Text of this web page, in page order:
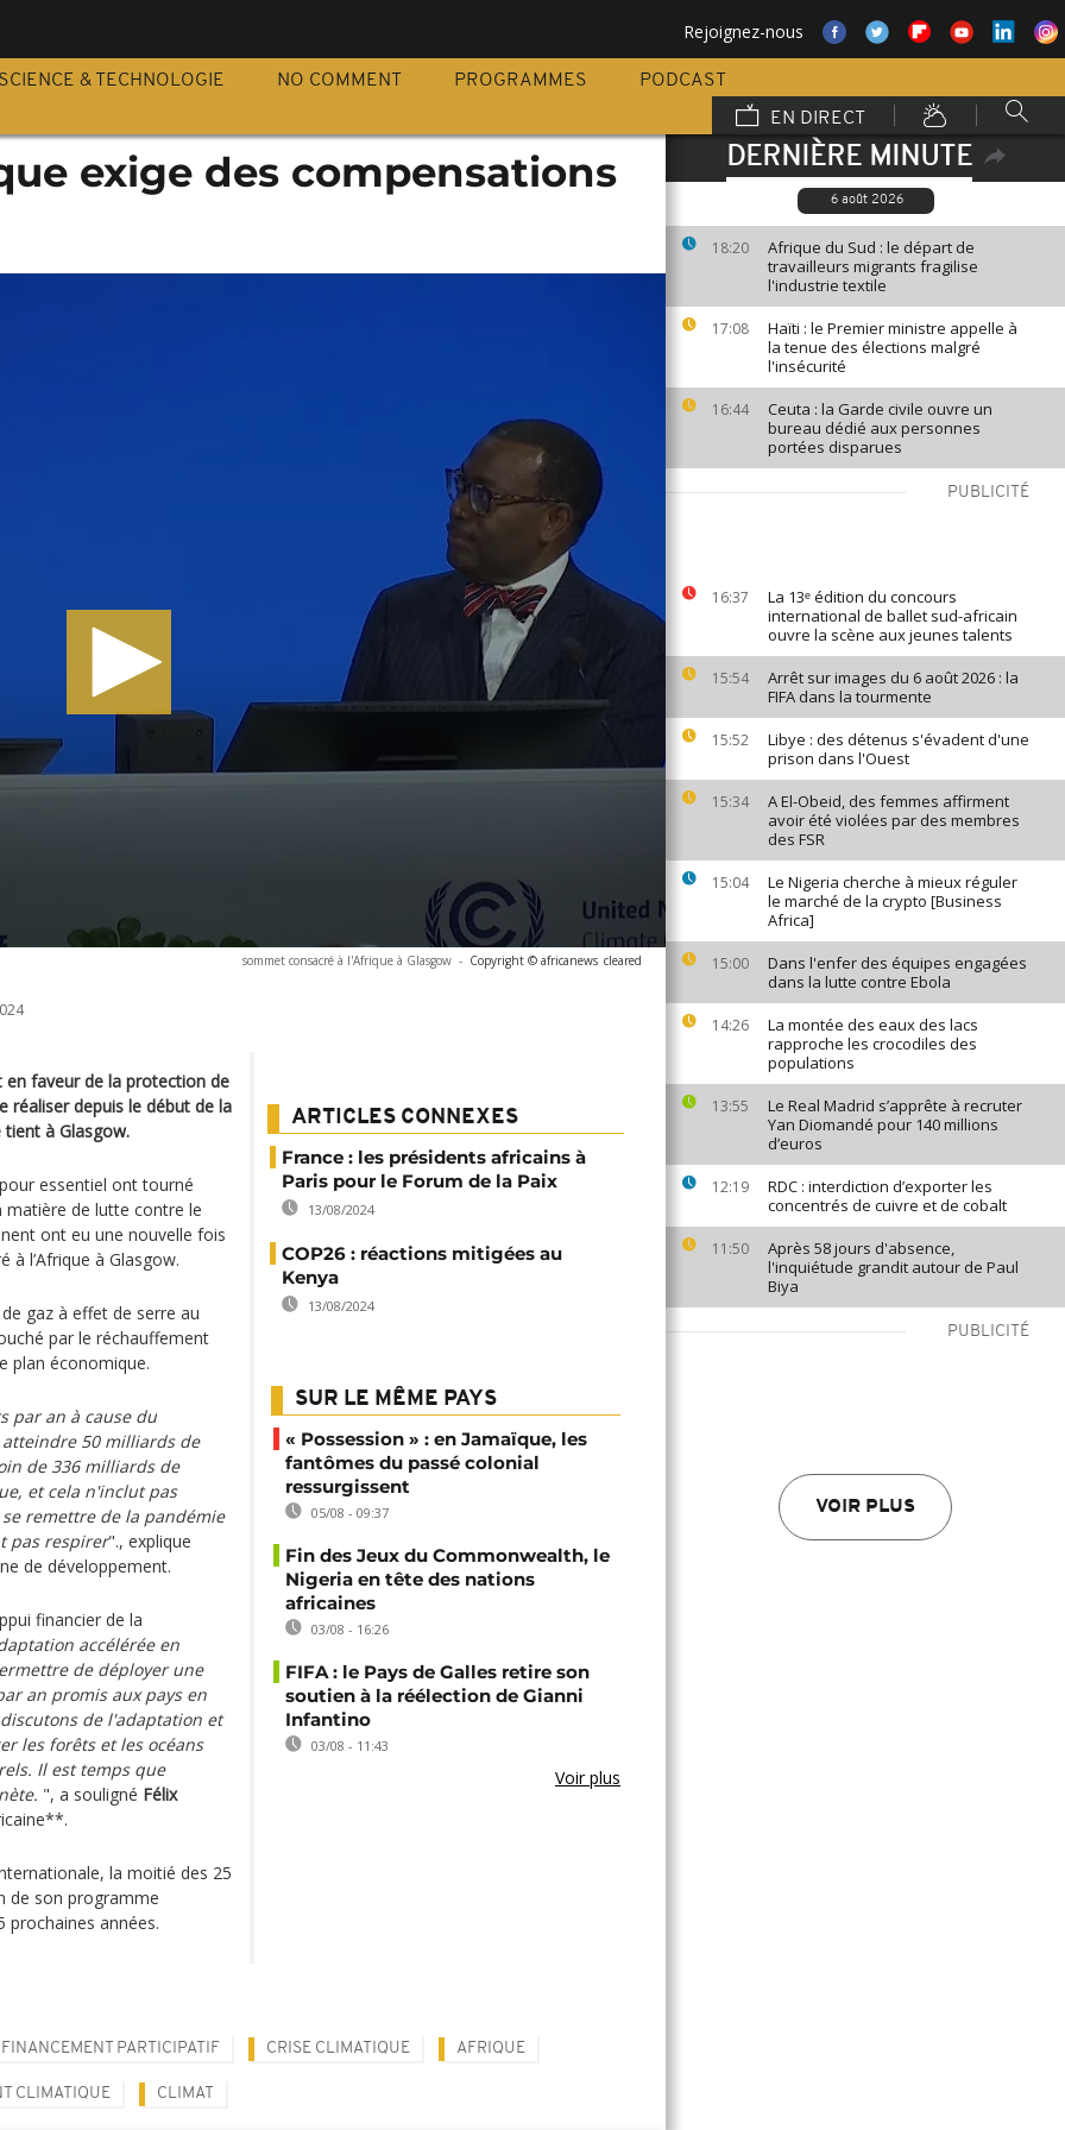
Rejoignez-nous
SCIENCE & TECHNOLOGIE NO COMMENT PROGRAMMES
PODCAST
EN DIRECT
DERNIÈRE MINUTE
6 août 2026
18:20
Afrique du Sud : le départ de
travailleurs migrants fragilise
l'industrie textile
17:08
Haïti : le Premier ministre appelle à
la tenue des élections malgré
l'insécurité
16:44
Ceuta : la Garde civile ouvre un
bureau dédié aux personnes
portées disparues
PUBLICITÉ
16:37
La 13ᵉ édition du concours
international de ballet sud-africain
ouvre la scène aux jeunes talents
15:54
Arrêt sur images du 6 août 2026 : la
FIFA dans la tourmente
15:52
Libye : des détenus s'évadent d'une
prison dans l'Ouest
15:34
A El-Obeid, des femmes affirment
avoir été violées par des membres
des FSR
15:04
Le Nigeria cherche à mieux réguler
le marché de la crypto [Business
Africa]
15:00
Dans l'enfer des équipes engagées
dans la lutte contre Ebola
14:26
La montée des eaux des lacs
rapproche les crocodiles des
populations
13:55
Le Real Madrid s’apprête à recruter
Yan Diomandé pour 140 millions
d’euros
12:19
RDC : interdiction d’exporter les
concentrés de cuivre et de cobalt
11:50
Après 58 jours d'absence,
l'inquiétude grandit autour de Paul
Biya
PUBLICITÉ
VOIR PLUS
exige des compensations
sommet consacré à l'Afrique à Glasgow - Copyright © africanews cleared
faveur de la protection de
réaliser depuis le début de la
à Glasgow.
essentiel ont tourné
matière de lutte contre le
ont eu une nouvelle fois
à l’Afrique à Glasgow.
gaz à effet de serre au
par le réchauffement
plan économique.
par an à cause du
50 milliards de
de 336 milliards de
et cela n'inclut pas
remettre de la pandémie
pas respirer"., explique
de développement.
financier de la
accélérée en
de déployer une
an promis aux pays en
de l'adaptation et
les forêts et les océans
Il est temps que
", a souligné Félix
la moitié des 25
de son programme
prochaines années.
ARTICLES CONNEXES
France : les présidents africains à
Paris pour le Forum de la Paix
13/08/2024
COP26 : réactions mitigées au
Kenya
13/08/2024
SUR LE MÊME PAYS
« Possession » : en Jamaïque, les
fantômes du passé colonial
ressurgissent
05/08 - 09:37
Fin des Jeux du Commonwealth, le
Nigeria en tête des nations
africaines
03/08 - 16:26
FIFA : le Pays de Galles retire son
soutien à la réélection de Gianni
Infantino
03/08 - 11:43
Voir plus
FINANCEMENT PARTICIPATIF CRISE CLIMATIQUE AFRIQUE
CLIMATIQUE CLIMAT